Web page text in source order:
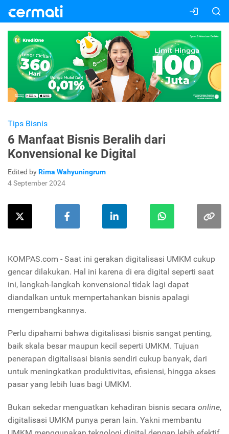
Tips Bisnis
6 Manfaat Bisnis Beralih dari
Konvensional ke Digital
Edited byRima Wahyuningrum
4 September 2024
KOMPAS.com - Saat ini gerakan digitalisasi UMKM cukup
gencar dilakukan. Hal ini karena di era digital seperti saat
ini, langkah-langkah konvensional tidak lagi dapat
diandalkan untuk mempertahankan bisnis apalagi
mengembangkannya.
Perlu dipahami bahwa digitalisasi bisnis sangat penting,
baik skala besar maupun kecil seperti UMKM. Tujuan
penerapan digitalisasi bisnis sendiri cukup banyak, dari
untuk meningkatkan produktivitas, efisiensi, hingga akses
pasar yang lebih luas bagi UMKM.
Bukan sekedar menguatkan kehadiran bisnis secara online,
digitalisasi UMKM punya peran lain. Yakni membantu